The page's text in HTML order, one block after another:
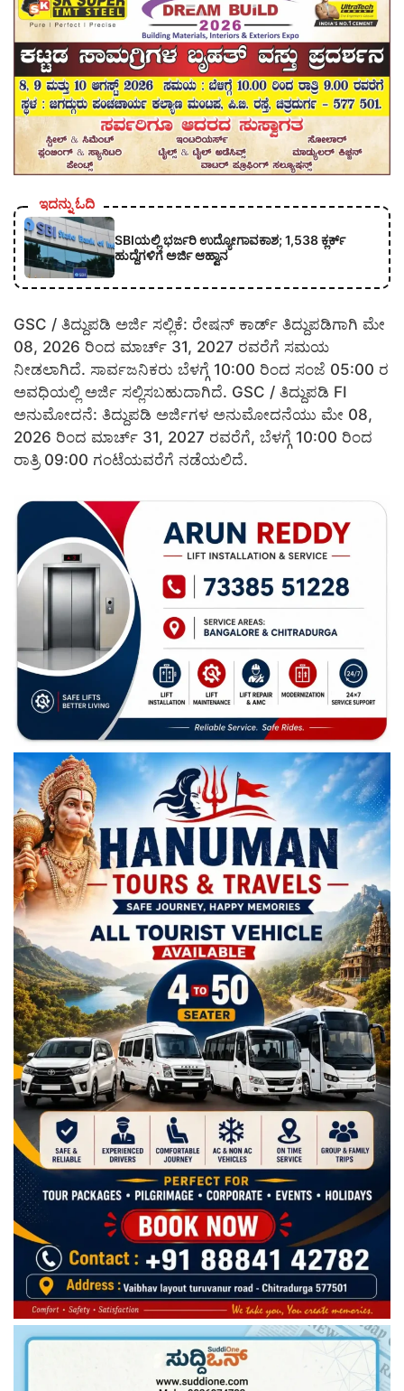
ಇದನ್ನು ಓದಿ
SBIಯಲ್ಲಿ ಭರ್ಜರಿ ಉದ್ಯೋಗಾವಕಾಶ; 1,538 ಕ್ಲರ್ಕ್
ಹುದ್ದೆಗಳಿಗೆ ಅರ್ಜಿ ಆಹ್ವಾನ
GSC / ತಿದ್ದುಪಡಿ ಅರ್ಜಿ ಸಲ್ಲಿಕೆ: ರೇಷನ್ ಕಾರ್ಡ್ ತಿದ್ದುಪಡಿಗಾಗಿ ಮೇ
08, 2026 ರಿಂದ ಮಾರ್ಚ್ 31, 2027 ರವರೆಗೆ ಸಮಯ
ನೀಡಲಾಗಿದೆ. ಸಾರ್ವಜನಿಕರು ಬೆಳಗ್ಗೆ 10:00 ರಿಂದ ಸಂಜೆ 05:00 ರ
ಅವಧಿಯಲ್ಲಿ ಅರ್ಜಿ ಸಲ್ಲಿಸಬಹುದಾಗಿದೆ. GSC / ತಿದ್ದುಪಡಿ FI
ಅನುಮೋದನೆ: ತಿದ್ದುಪಡಿ ಅರ್ಜಿಗಳ ಅನುಮೋದನೆಯು ಮೇ 08,
2026 ರಿಂದ ಮಾರ್ಚ್ 31, 2027 ರವರೆಗೆ, ಬೆಳಗ್ಗೆ 10:00 ರಿಂದ
ರಾತ್ರಿ 09:00 ಗಂಟೆಯವರೆಗೆ ನಡೆಯಲಿದೆ.